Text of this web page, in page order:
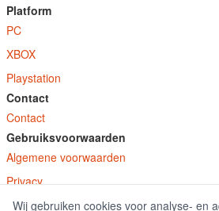
Platform
PC
XBOX
Playstation
Contact
Contact
Gebruiksvoorwaarden
Algemene voorwaarden
Privacy
Wij gebruiken cookies voor analyse- en